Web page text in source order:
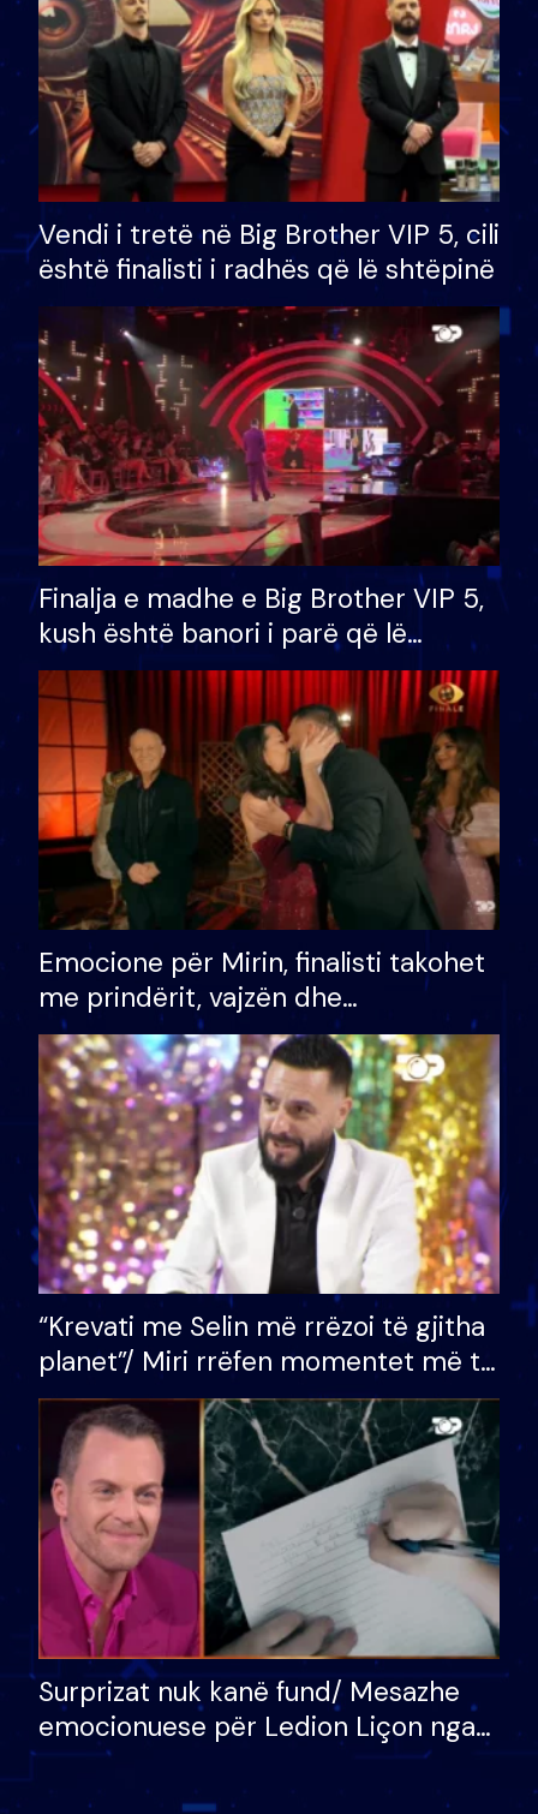
Vendi i tretë në Big Brother VIP 5, cili
është finalisti i radhës që lë shtëpinë
Finalja e madhe e Big Brother VIP 5,
kush është banori i parë që lë
shtëpinë dhe humb mundësinë për
të fituar çmimin e madh
Emocione për Mirin, finalisti takohet
me prindërit, vajzën dhe
bashkëshorten: S’kemi ndonjë letër
divorci apo jo?
“Krevati me Selin më rrëzoi të gjitha
planet”/ Miri rrëfen momentet më të
bukura në shtëpinë e BB VIP: Do më
mungojë zilja e mëngjesit kur…
Surprizat nuk kanë fund/ Mesazhe
emocionuese për Ledion Liçon nga
nëna dhe fëmijët e tij, moderatori
nuk i mban dot lotët: Nuk meritoj…